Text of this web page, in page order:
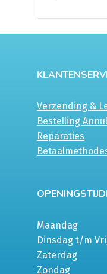
Verzending &
Bestelling
Reparaties
Maandag
Dinsdag t/m
Zaterdag
Zondag